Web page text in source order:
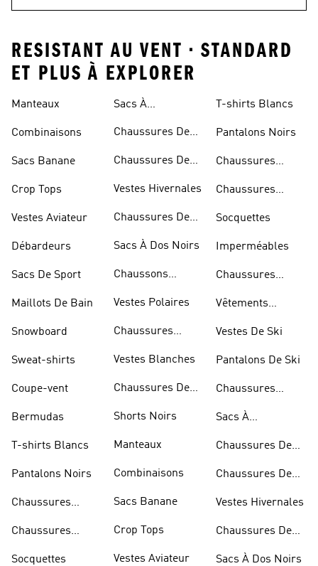
RESISTANT AU VENT • STANDARD
ET PLUS À EXPLORER
Manteaux
Combinaisons
Sacs Banane
Crop Tops
Vestes Aviateur
Débardeurs
Sacs De Sport
Maillots De Bain
Snowboard
Sweat-shirts
Coupe-vent
Bermudas
T-shirts Blancs
Pantalons Noirs
Chaussures
Chaussures
Socquettes
Sacs À
Chaussures De
Chaussures De
Vestes Hivernales
Chaussures De
Sacs À Dos Noirs
Chaussons
Vestes Polaires
Chaussures
Vestes Blanches
Chaussures De
Shorts Noirs
Manteaux
Combinaisons
Sacs Banane
Crop Tops
Vestes Aviateur
T-shirts Blancs
Pantalons Noirs
Chaussures
Chaussures
Socquettes
Imperméables
Chaussures
Vêtements
Vestes De Ski
Pantalons De Ski
Chaussures
Sacs À
Chaussures De
Chaussures De
Vestes Hivernales
Chaussures De
Sacs À Dos Noirs